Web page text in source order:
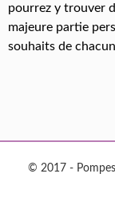
pourrez y trouver
majeure partie
souhaits de
© 2017 -